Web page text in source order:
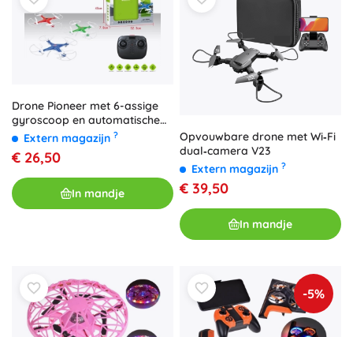
Drone Pioneer met 6-assige
gyroscoop en automatische
terugkeer
Extern magazijn ?
€ 26,50
In mandje
Opvouwbare drone met Wi‑Fi
dual‑camera V23
Extern magazijn ?
€ 39,50
In mandje
-5%